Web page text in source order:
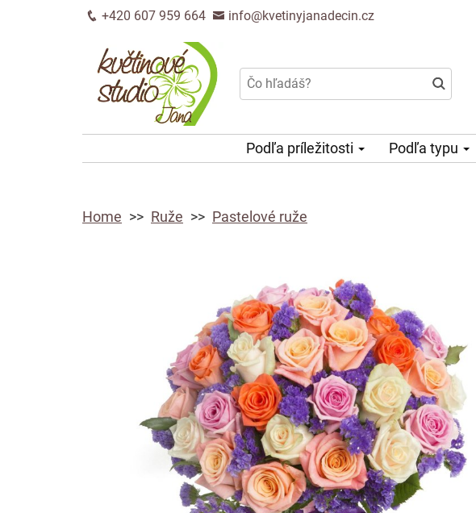
+420 607 959 664 info@kvetinyjanadecin.cz
Podľa príležitosti Podľa typu
Home Ruže Pastelové ruže